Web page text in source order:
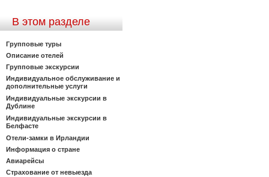
В этом разделе
Групповые туры
Описание отелей
Групповые экскурсии
Индивидуальное обслуживание и
дополнительные услуги
Индивидуальные экскурсии в
Дублине
Индивидуальные экскурсии в
Белфасте
Отели-замки в Ирландии
Информация о стране
Авиарейсы
Страхование от невыезда